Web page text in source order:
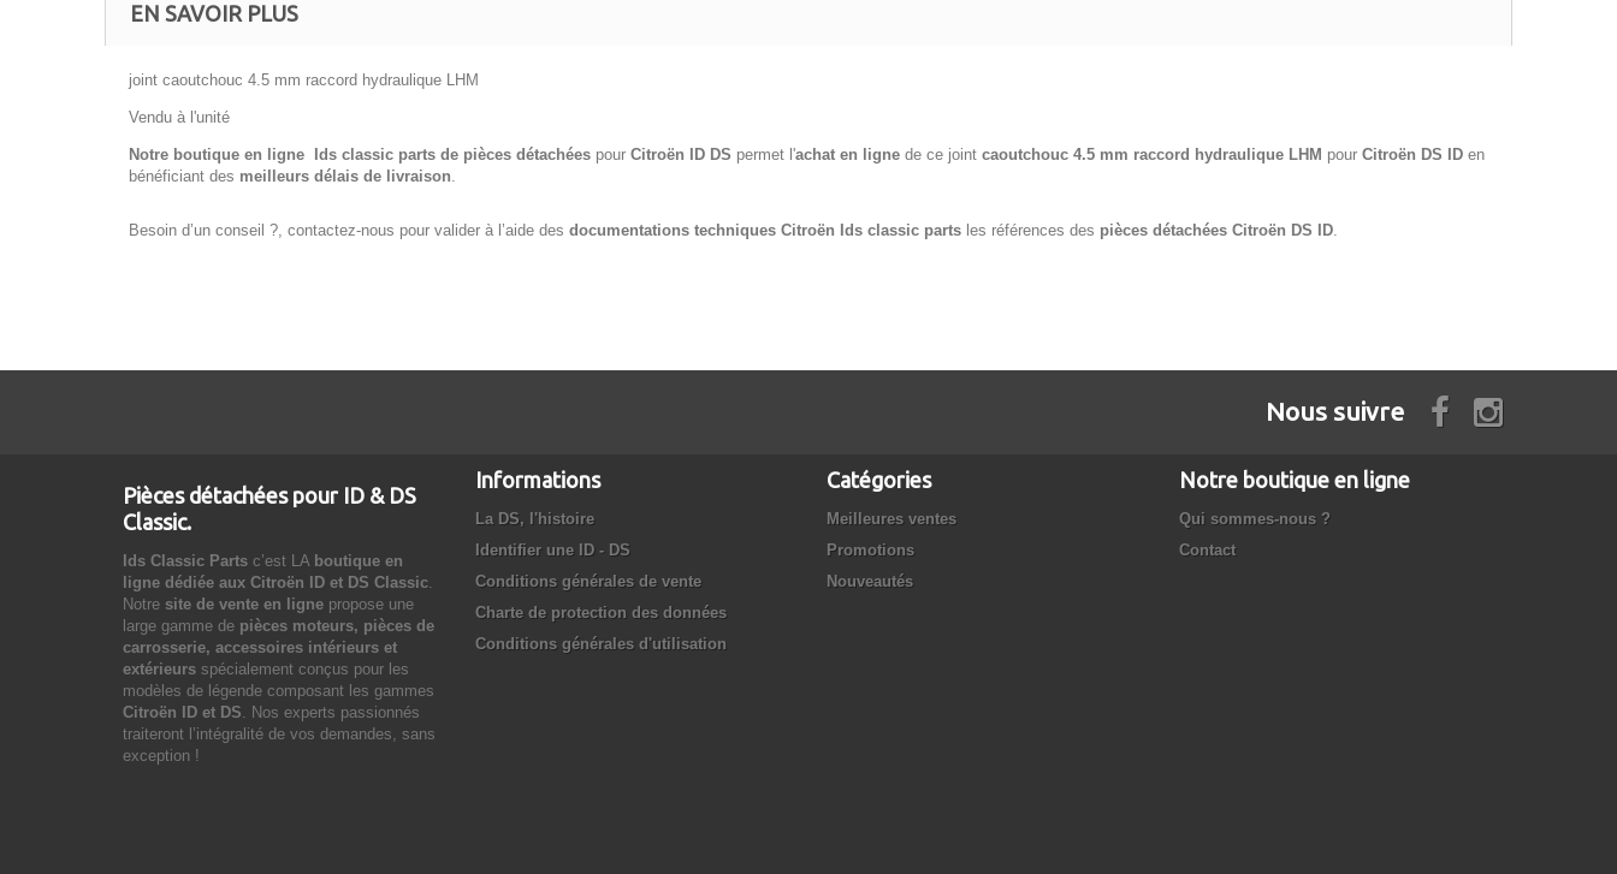
EN SAVOIR PLUS
joint caoutchouc 4.5 mm raccord hydraulique LHM
Vendu à l'unité
Notre boutique en ligne Ids classic parts de pièces détachées pour Citroën ID DS permet l'achat en ligne de ce joint caoutchouc 4.5 mm raccord hydraulique LHM pour Citroën DS ID en
bénéficiant des meilleurs délais de livraison.
Besoin d’un conseil ?, contactez-nous pour valider à l’aide des documentations techniques Citroën Ids classic parts les références des pièces détachées Citroën DS ID.
Nous suivre
Pièces détachées pour ID & DS
Classic.
Ids Classic Parts c’est LA boutique en
ligne dédiée aux Citroën ID et DS Classic.
Notre site de vente en ligne propose une
large gamme de pièces moteurs, pièces de
carrosserie, accessoires intérieurs et
extérieurs spécialement conçus pour les
modèles de légende composant les gammes
Citroën ID et DS. Nos experts passionnés
traiteront l’intégralité de vos demandes, sans
exception !
Informations
La DS, l'histoire
Identifier une ID - DS
Conditions générales de vente
Charte de protection des données
Conditions générales d'utilisation
Catégories
Meilleures ventes
Promotions
Nouveautés
Notre boutique en ligne
Qui sommes-nous ?
Contact